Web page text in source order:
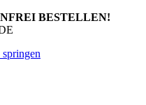
BESTELLEN!
springen